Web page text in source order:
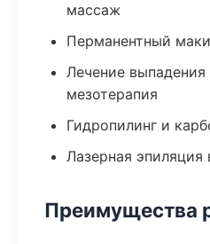
массаж
Перманентный
Лечение выпадения
мезотерапия
Гидропилинг и
Лазерная эпиляция
Преимущества